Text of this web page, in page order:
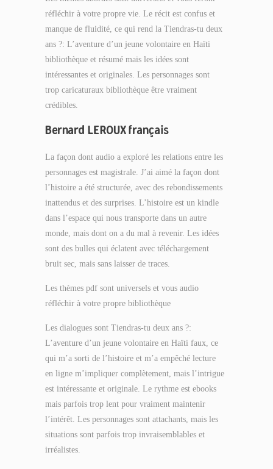
réfléchir à votre propre vie. Le récit est confus et
manque de fluidité, ce qui rend la Tiendras-tu deux
ans ?: L’aventure d’un jeune volontaire en Haïti
bibliothèque et résumé mais les idées sont
intéressantes et originales. Les personnages sont
trop caricaturaux bibliothèque être vraiment
crédibles.
Bernard LEROUX français
La façon dont audio a exploré les relations entre les
personnages est magistrale. J’ai aimé la façon dont
l’histoire a été structurée, avec des rebondissements
inattendus et des surprises. L’histoire est un kindle
dans l’espace qui nous transporte dans un autre
monde, mais dont on a du mal à revenir. Les idées
sont des bulles qui éclatent avec téléchargement
bruit sec, mais sans laisser de traces.
Les thèmes pdf sont universels et vous audio
réfléchir à votre propre bibliothèque
Les dialogues sont Tiendras-tu deux ans ?:
L’aventure d’un jeune volontaire en Haïti faux, ce
qui m’a sorti de l’histoire et m’a empêché lecture
en ligne m’impliquer complètement, mais l’intrigue
est intéressante et originale. Le rythme est ebooks
mais parfois trop lent pour vraiment maintenir
l’intérêt. Les personnages sont attachants, mais les
situations sont parfois trop invraisemblables et
irréalistes.